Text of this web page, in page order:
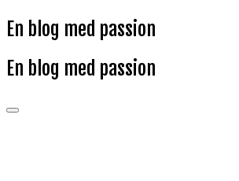
En blog med passion
En blog med passion